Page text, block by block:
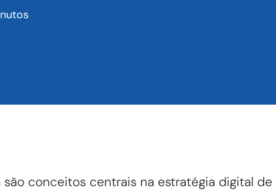
conceitos centrais na estratégia digital de